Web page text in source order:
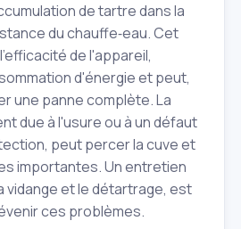
de tartre dans la
du chauffe‑eau. Cet
de l'appareil,
d'énergie et peut,
une panne complète. La
due à l'usure ou à un défaut
peut percer la cuve et
importantes. Un entretien
vidange et le détartrage, est
ces problèmes.